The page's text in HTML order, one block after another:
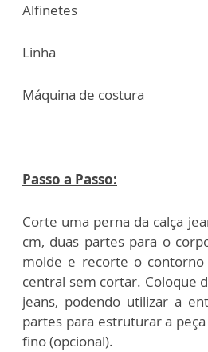
Alfinetes
Linha
Máquina de costura
Passo a Passo:
Corte uma perna da calça
cm, duas partes para o
molde e recorte o
central sem cortar. Coloque
jeans, podendo utilizar a
partes para estruturar a
fino (opcional).